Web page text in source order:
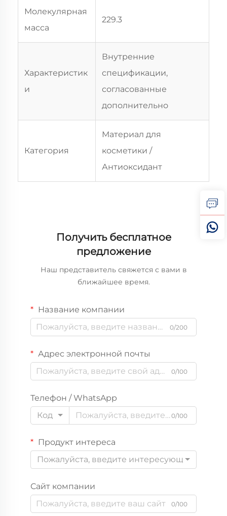
Молекулярная
масса
229.3
Характеристик
и
Внутренние
спецификации,
согласованные
дополнительно
Категория
Материал для
косметики /
Антиоксидант
Получить бесплатное
предложение
Наш представитель свяжется с вами в
ближайшее время.
Название компании
0/200
Адрес электронной почты
0/100
Телефон / WhatsApp
Код
0/100
Продукт интереса
Пожалуйста, введите интересующий вас
Сайт компании
0/100